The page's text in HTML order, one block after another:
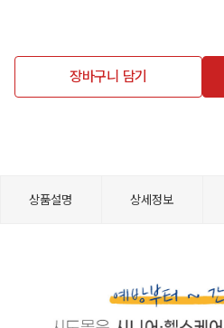
장바구니 담기
상품설명 상세정보